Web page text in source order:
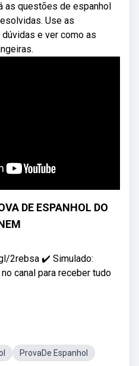
as questões de espanhol
Use as
e ver como as
DE ESPANHOL DO
2rebsa ✔️ Simulado:
canal para receber tudo
ProvaDe Espanhol